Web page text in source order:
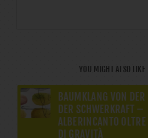
YOU MIGHT ALSO LIKE
BAUMKLANG VON DER
DER SCHWERKRAFT –
ALBERINCANTO OLTRE
DI GRAVITÀ